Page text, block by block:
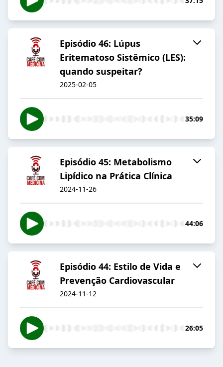
Episódio 46: Lúpus
Eritematoso Sistêmico (LES):
quando suspeitar?
2025-02-05
35:09
Episódio 45: Metabolismo
Lipídico na Prática Clínica
2024-11-26
44:06
Episódio 44: Estilo de Vida e
Prevenção Cardiovascular
2024-11-12
26:05